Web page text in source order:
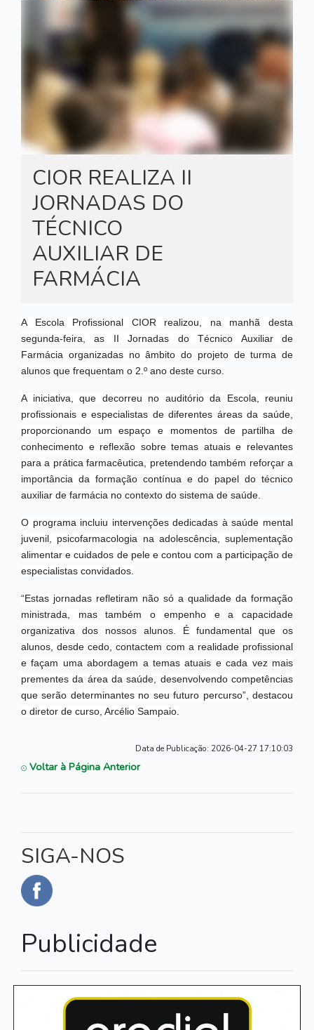
CIOR REALIZA II
JORNADAS DO
TÉCNICO
AUXILIAR DE
FARMÁCIA
A Escola Profissional CIOR realizou, na manhã desta
segunda-feira, as II Jornadas do Técnico Auxiliar de
Farmácia organizadas no âmbito do projeto de turma de
alunos que frequentam o 2.º ano deste curso.
A iniciativa, que decorreu no auditório da Escola, reuniu
profissionais e especialistas de diferentes áreas da saúde,
proporcionando um espaço e momentos de partilha de
conhecimento e reflexão sobre temas atuais e relevantes
para a prática farmacêutica, pretendendo também reforçar a
importância da formação contínua e do papel do técnico
auxiliar de farmácia no contexto do sistema de saúde.
O programa incluiu intervenções dedicadas à saúde mental
juvenil, psicofarmacologia na adolescência, suplementação
alimentar e cuidados de pele e contou com a participação de
especialistas convidados.
“Estas jornadas refletiram não só a qualidade da formação
ministrada, mas também o empenho e a capacidade
organizativa dos nossos alunos. É fundamental que os
alunos, desde cedo, contactem com a realidade profissional
e façam uma abordagem a temas atuais e cada vez mais
prementes da área da saúde, desenvolvendo competências
que serão determinantes no seu futuro percurso”, destacou
o diretor de curso, Arcélio Sampaio.
Data de Publicação: 2026-04-27 17:10:03
Voltar à Página Anterior
SIGA-NOS
Publicidade